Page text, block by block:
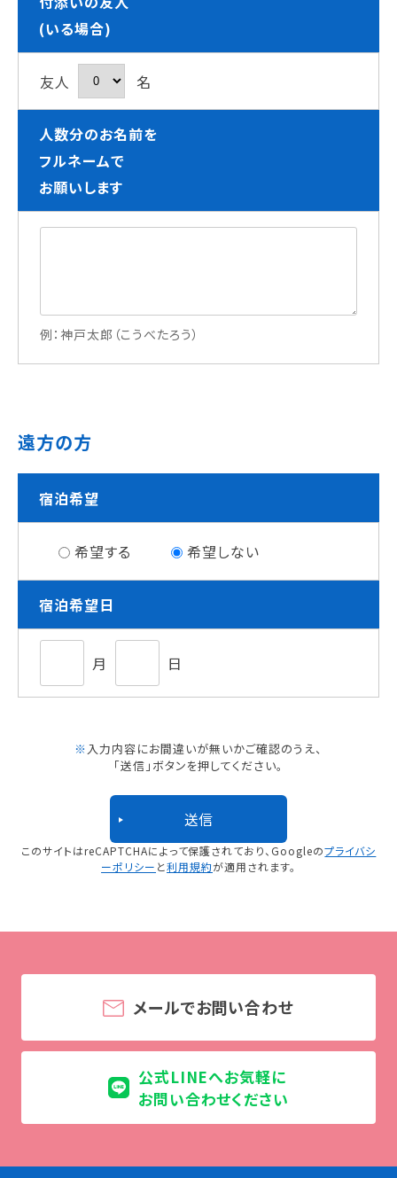
(いる場合)
友人 名
人数分のお名前を
フルネームで
お願いします
例：神戸太郎（こうべたろう）
遠方の方
宿泊希望
希望する 希望しない
宿泊希望日
月 日
※ 入力内容にお間違いが無いかご確認のうえ、
「送信」ボタンを押してください。
このサイトはreCAPTCHAによって保護されており、 Googleのプライバシ
ーポリシー と利用規約が適用されます。
メールでお問い合わせ
公式LINEへお気軽に
お問い合わせください